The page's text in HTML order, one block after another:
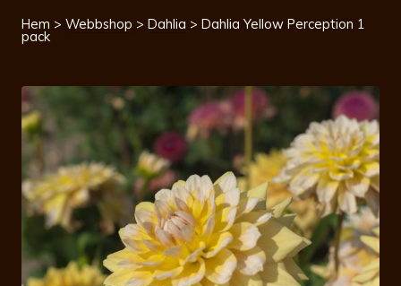
Hem > Webbshop > Dahlia > Dahlia Yellow Perception 1
pack